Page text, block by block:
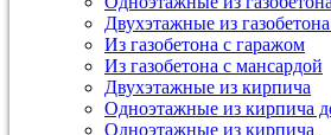
Двухэтажные из
Из газобетона с гаражом
Из газобетона с мансардой
Двухэтажные из кирпича
Одноэтажные из кирпича
Одноэтажные из кирпича